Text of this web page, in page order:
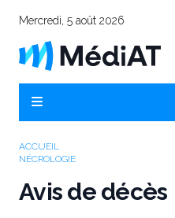
Mercredi, 5 août 2026
ACCUEIL
NÉCROLOGIE
Avis de décès